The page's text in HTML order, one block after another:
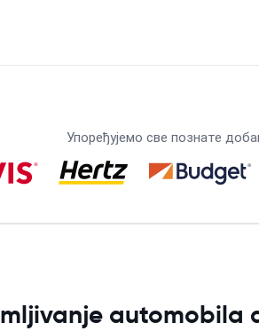
Упоређујемо све познате
automobila